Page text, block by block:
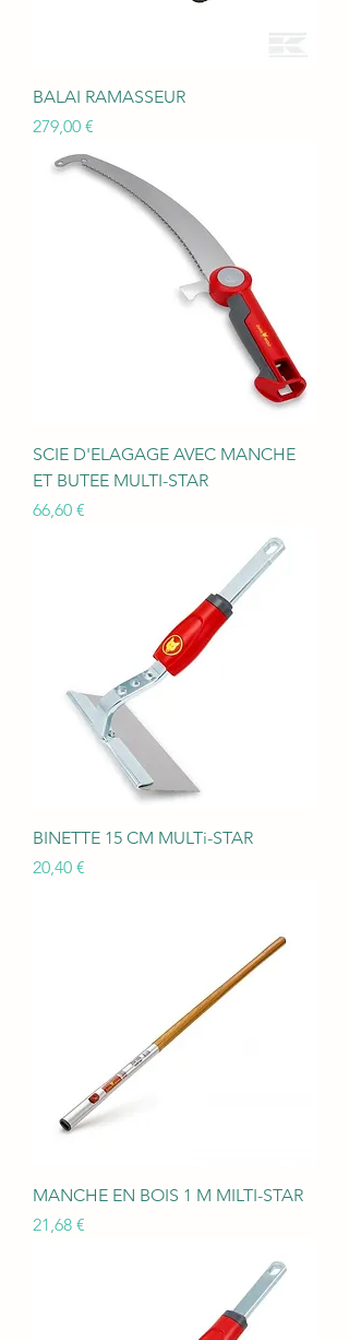
BALAI RAMASSEUR
Prix
279,00 €
SCIE D'ELAGAGE AVEC MANCHE
ET BUTEE MULTI-STAR
Prix
66,60 €
BINETTE 15 CM MULTi-STAR
Prix
20,40 €
MANCHE EN BOIS 1 M MILTI-STAR
Prix
21,68 €